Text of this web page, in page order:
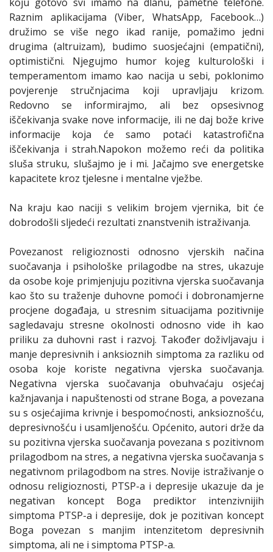
Raznim aplikacijama (Viber, WhatsApp, Facebook…)
družimo se više nego ikad ranije, pomažimo jedni
drugima (altruizam), budimo suosjećajni (empatični),
optimistični. Njegujmo humor kojeg kulturološki i
temperamentom imamo kao nacija u sebi, poklonimo
povjerenje stručnjacima koji upravljaju krizom.
Redovno se informirajmo, ali bez opsesivnog
iščekivanja svake nove informacije, ili ne daj bože krive
informacije koja će samo potaći katastrofična
iščekivanja i strah.Napokon možemo reći da politika
sluša struku, slušajmo je i mi. Jačajmo sve energetske
kapacitete kroz tjelesne i mentalne vježbe.
Na kraju kao naciji s velikim brojem vjernika, bit će
dobrodošli sljedeći rezultati znanstvenih istraživanja.
Povezanost religioznosti odnosno vjerskih načina
suočavanja i psihološke prilagodbe na stres, ukazuje
da osobe koje primjenjuju pozitivna vjerska suočavanja
kao što su traženje duhovne pomoći i dobronamjerne
procjene događaja, u stresnim situacijama pozitivnije
sagledavaju stresne okolnosti odnosno vide ih kao
priliku za duhovni rast i razvoj. Također doživljavaju i
manje depresivnih i anksioznih simptoma za razliku od
osoba koje koriste negativna vjerska suočavanja.
Negativna vjerska suočavanja obuhvaćaju osjećaj
kažnjavanja i napuštenosti od strane Boga, a povezana
su s osjećajima krivnje i bespomoćnosti, anksioznošću,
depresivnošću i usamljenošću. Općenito, autori drže da
su pozitivna vjerska suočavanja povezana s pozitivnom
prilagodbom na stres, a negativna vjerska suočavanja s
negativnom prilagodbom na stres. Novije istraživanje o
odnosu religioznosti, PTSP-a i depresije ukazuje da je
negativan koncept Boga prediktor intenzivnijih
simptoma PTSP-a i depresije, dok je pozitivan koncept
Boga povezan s manjim intenzitetom depresivnih
simptoma, ali ne i simptoma PTSP-a.